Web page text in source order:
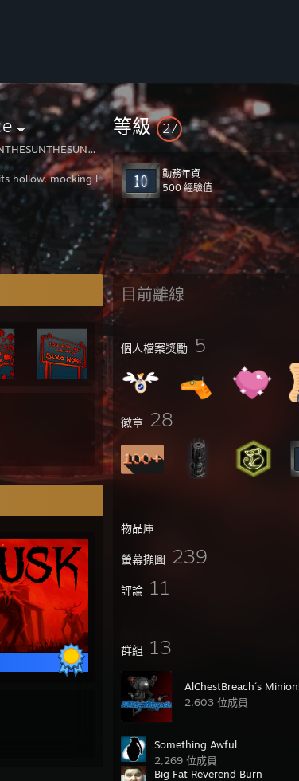
hollow, mocking light. Of its ravening and monstrous pride.
等級 27
勤務年資
500 經驗值
目前離線
個人檔案獎勵 5
徽章 28
物品庫
螢幕擷圖 239
評論 11
群組 13
AlChestBreach´s
2,603 位成員
Something Awful
2,269 位成員
Big Fat Reverend Burn